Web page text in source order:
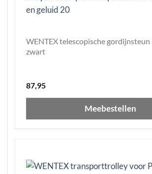
WENTEX telescopische gordijnsteun
zwart
87,95
Meebestellen